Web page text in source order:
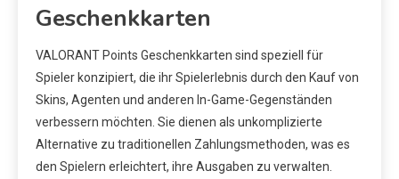
Geschenkkarten
VALORANT Points Geschenkkarten sind speziell für
Spieler konzipiert, die ihr Spielerlebnis durch den Kauf von
Skins, Agenten und anderen In-Game-Gegenständen
verbessern möchten. Sie dienen als unkomplizierte
Alternative zu traditionellen Zahlungsmethoden, was es
den Spielern erleichtert, ihre Ausgaben zu verwalten.